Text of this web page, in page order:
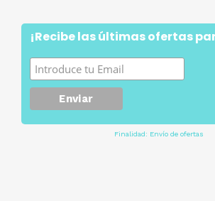
¡Recibe las últimas ofertas
Finalidad: Envío de ofertas